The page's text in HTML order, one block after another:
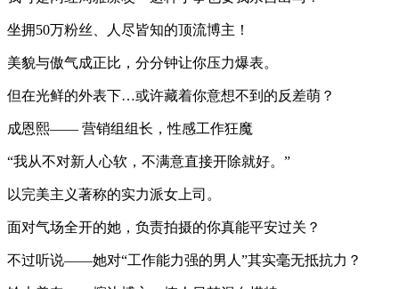
坐拥50万粉丝、人尽皆知的顶流博主！
美貌与傲气成正比，分分钟让你压力爆表。
但在光鲜的外表下…或许藏着你意想不到的反差萌？
成恩熙—— 营销组组长，性感工作狂魔
“我从不对新人心软，不满意直接开除就好。”
以完美主义著称的实力派女上司。
面对气场全开的她，负责拍摄的你真能平安过关？
不过听说——她对“工作能力强的男人”其实毫无抵抗力？